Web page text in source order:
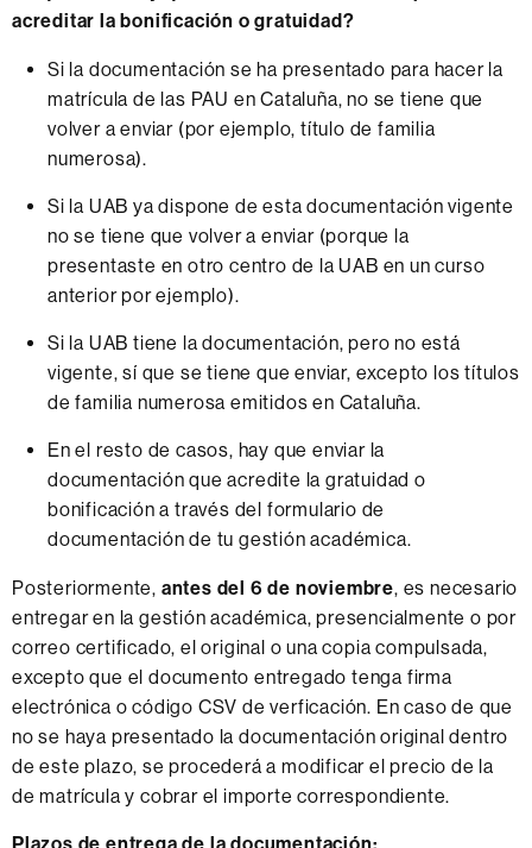
acreditar la bonificación o gratuidad?
Si la documentación se ha presentado para hacer la
matrícula de las PAU en Cataluña, no se tiene que
volver a enviar (por ejemplo, título de familia
numerosa).
Si la UAB ya dispone de esta documentación vigente
no se tiene que volver a enviar (porque la
presentaste en otro centro de la UAB en un curso
anterior por ejemplo).
Si la UAB tiene la documentación, pero no está
vigente, sí que se tiene que enviar, excepto los títulos
de familia numerosa emitidos en Cataluña.
En el resto de casos, hay que enviar la
documentación que acredite la gratuidad o
bonificación a través del formulario de
documentación de tu gestión académica.
Posteriormente, antes del 6 de noviembre, es necesario
entregar en la gestión académica, presencialmente o por
correo certificado, el original o una copia compulsada,
excepto que el documento entregado tenga firma
electrónica o código CSV de verficación. En caso de que
no se haya presentado la documentación original dentro
de este plazo, se procederá a modificar el precio de la
de matrícula y cobrar el importe correspondiente.
Plazos de entrega de la documentación: